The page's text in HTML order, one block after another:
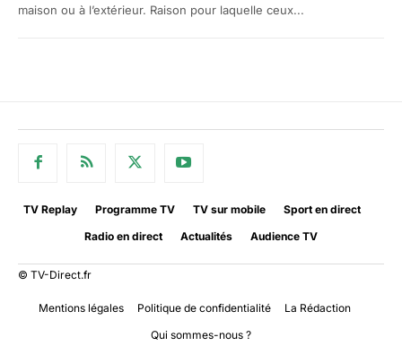
maison ou à l’extérieur. Raison pour laquelle ceux...
TV Replay Programme TV TV sur mobile
Sport en direct
Radio en direct
Actualités Audience TV
© TV-Direct.fr
Mentions légales Politique de confidentialité
La Rédaction
Qui sommes-nous ?